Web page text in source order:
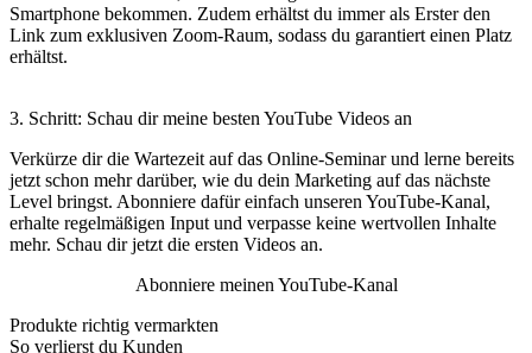
Smartphone bekommen. Zudem erhältst du immer als Erster den
Link zum exklusiven Zoom-Raum, sodass du garantiert einen Platz
erhältst.
3. Schritt: Schau dir meine besten YouTube Videos an
Verkürze dir die Wartezeit auf das Online-Seminar und lerne bereits
jetzt schon mehr darüber, wie du dein Marketing auf das nächste
Level bringst. Abonniere dafür einfach unseren YouTube-Kanal,
erhalte regelmäßigen Input und verpasse keine wertvollen Inhalte
mehr. Schau dir jetzt die ersten Videos an.
Abonniere meinen YouTube-Kanal
Produkte richtig vermarkten
So verlierst du Kunden